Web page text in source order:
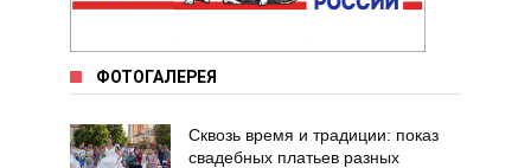
ФОТОГАЛЕРЕЯ
Сквозь время и традиции: показ
свадебных платьев разных